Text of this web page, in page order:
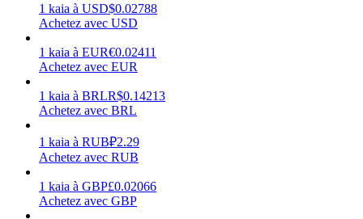
Stratégies de trading
Apprenez à rester rentable
1 kaia à USD$0.02788
Achetez avec USD
1 kaia à EUR€0.02411
Achetez avec EUR
1 kaia à BRLR$0.14213
Achetez avec BRL
1 kaia à RUB₽2.29
Achetez avec RUB
1 kaia à GBP£0.02066
Achetez avec GBP